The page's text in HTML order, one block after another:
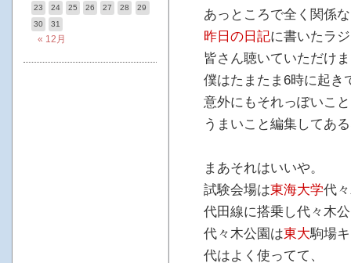
あっところで全く関係
昨日の日記に書いたラ
皆さん聴いていただけ
僕はたまたま6時に起き
意外にもそれっぽいこ
うまいこと編集してあ
まあそれはいいや。
試験会場は東海大学代
代田線に搭乗し代々木
代々木公園は東大駒場
代はよく使ってて、
« 12月
23
24 25 26 27 28
29
30
31